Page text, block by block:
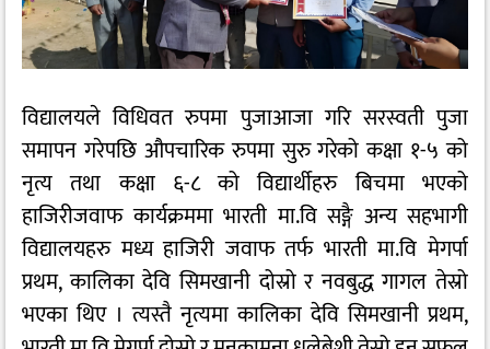
विद्यालयले विधिवत रुपमा पुजाआजा गरि सरस्वती पुजा
समापन गरेपछि औपचारिक रुपमा सुरु गरेको कक्षा १-५ को
नृत्य तथा कक्षा ६-८ को विद्यार्थीहरु बिचमा भएको
हाजिरीजवाफ कार्यक्रममा भारती मा.वि सङ्गै अन्य सहभागी
विद्यालयहरु मध्य हाजिरी जवाफ तर्फ भारती मा.वि मेगर्पा
प्रथम, कालिका देवि सिमखानी दोस्रो र नवबुद्ध गागल तेस्रो
भएका थिए । त्यस्तै नृत्यमा कालिका देवि सिमखानी प्रथम,